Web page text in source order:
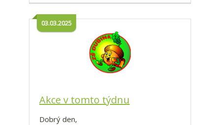
Akce v tomto týdnu
03.03.2025
Dobrý den,